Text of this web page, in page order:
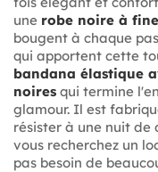
une robe noire à
bougent à chaque
qui apportent cette
bandana élastique
noires qui termine
glamour. Il est
résister à une nuit de
vous recherchez un
pas besoin de